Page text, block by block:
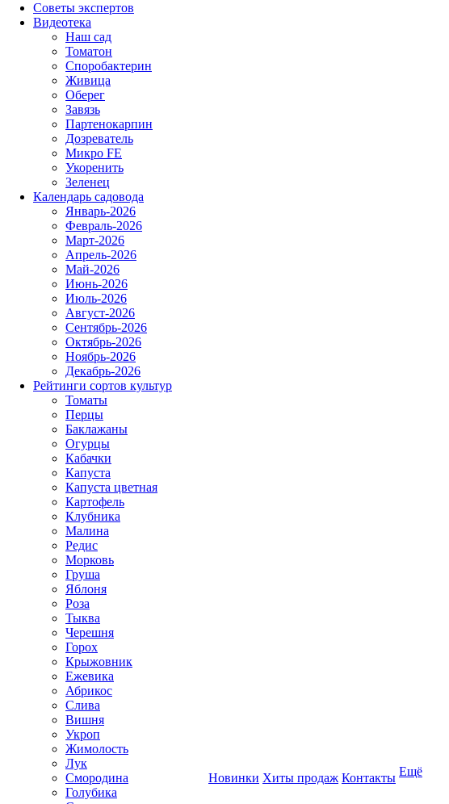
Советы экспертов
Видеотека
Наш сад
Томатон
Споробактерин
Живица
Оберег
Завязь
Партенокарпин
Дозреватель
Микро FE
Укоренить
Зеленец
Календарь садовода
Январь-2026
Февраль-2026
Март-2026
Апрель-2026
Май-2026
Июнь-2026
Июль-2026
Август-2026
Сентябрь-2026
Октябрь-2026
Ноябрь-2026
Декабрь-2026
Рейтинги сортов культур
Томаты
Перцы
Баклажаны
Огурцы
Кабачки
Капуста
Капуста цветная
Картофель
Клубника
Малина
Редис
Морковь
Груша
Яблоня
Роза
Тыква
Черешня
Горох
Крыжовник
Ежевика
Абрикос
Слива
Вишня
Укроп
Жимолость
Лук
Смородина
Голубика
Новинки Хиты продаж Контакты Ещё